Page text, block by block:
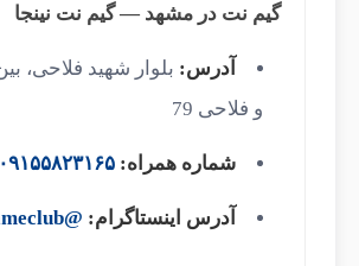
گیم نت در مشهد — گیم نت نینجا
آدرس:
و فلاحی 79
شماره همراه: ۰۹۱۵۵۸۲۳۱۶۵
آدرس اینستاگرام: @ninjagameclub